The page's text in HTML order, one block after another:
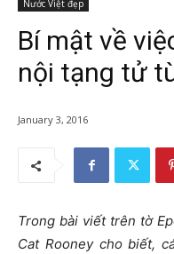
Nước Việt đẹp
Bí mật về
nội tạng tử
January 3, 2016
Trong bài viết trên tờ
Cat Rooney cho biết,